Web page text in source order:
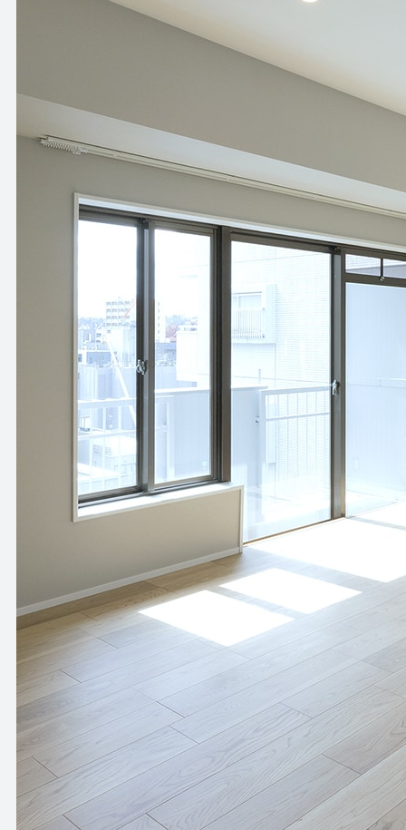
HOW TO USE
使い方
NEWS
ニュース
OUTLINE
会社概要
BLOG
ブログ
APARTMENT
アパートメント
OFFICE
オフィス
SHOP
ショップ
RENTAL SPACE
レンタルスペース